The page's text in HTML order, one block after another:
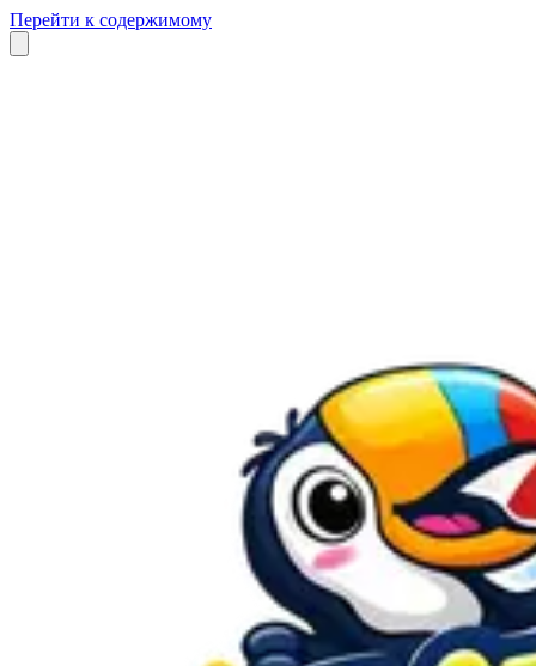
Перейти к содержимому